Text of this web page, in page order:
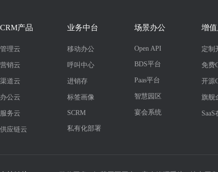
CRM产品
管理云
营销云
渠道云
办公云
服务云
供应链云
业务中台
移动办公
呼叫中心
进销存
标签画像
SCRM
私有化部署
场景办公
Open API
BDS平台
Paas平台
智慧园区
宴会系统
增
定制
免费
开源
旗舰